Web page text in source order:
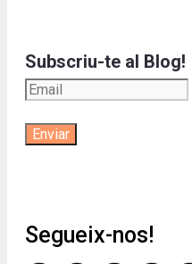
Subscriu-te al Blog!
Segueix-nos!